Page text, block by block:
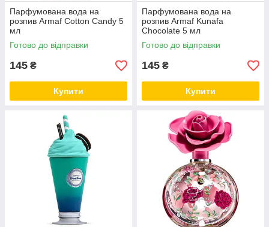
Парфумована вода на
розпив Armaf Cotton Candy 5
мл
Готово до відправки
145 ₴
Купити
Парфумована вода на
розпив Armaf Kunafa
Chocolate 5 мл
Готово до відправки
145 ₴
Купити